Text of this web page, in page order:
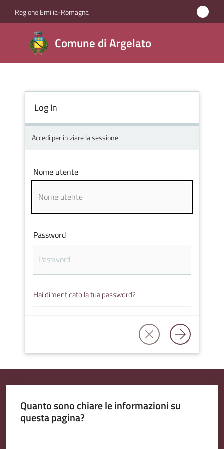
Vai al contenuto
Vai alla navigazione
Vai al footer
Regione Emilia-Romagna
Comune di Argelato
Comune
di
Argelato
Amministrazione
Novità
Servizi
Amministrazione
Seguici
Log In
Accedi per iniziare la sessione
Nome utente
Password
Hai dimenticato la tua password?
Quanto sono chiare le informazioni su
questa pagina?